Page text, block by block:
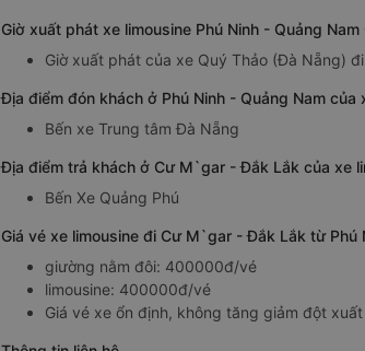
Giờ xuất phát xe limousine Phú Ninh - Quảng
Giờ xuất phát của xe Quý Thảo (Đà Nẵng)
Địa điểm đón khách ở Phú Ninh - Quảng Nam
Bến xe Trung tâm Đà Nẵng
Địa điểm trả khách ở Cư M`gar - Đắk Lắk của xe
Bến Xe Quảng Phú
Giá vé xe limousine đi Cư M`gar - Đắk Lắk từ
giường nằm đôi: 400000đ/vé
limousine: 400000đ/vé
Giá vé xe ổn định, không tăng giảm đột